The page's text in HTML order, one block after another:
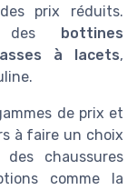
prix réduits.
des bottines
à lacets,
de prix et
à faire un choix
chaussures
comme la